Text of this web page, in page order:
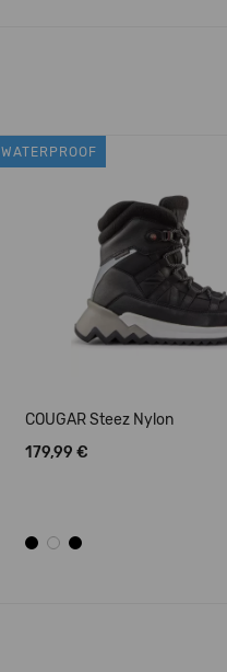
WATERPROOF
COUGAR Steez Nylon
179,99 €